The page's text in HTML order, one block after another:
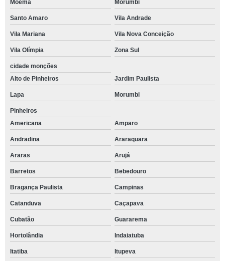
Moema Morumbi
Santo Amaro Vila Andrade
Vila Mariana Vila Nova Conceição
Vila Olímpia Zona Sul
cidade monções
Alto de Pinheiros
Jardim Paulista
Lapa Morumbi
Pinheiros
Americana
Amparo
Andradina Araraquara
Araras Arujá
Barretos Bebedouro
Bragança Paulista Campinas
Catanduva Caçapava
Cubatão Guararema
Hortolândia Indaiatuba
Itatiba Itupeva